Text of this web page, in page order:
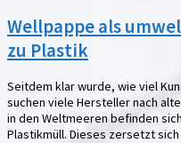
Wellpappe als
zu Plastik
Seitdem klar wurde, wie viel
suchen viele Hersteller nach
in den Weltmeeren befinden
Plastikmüll. Dieses zersetzt sich